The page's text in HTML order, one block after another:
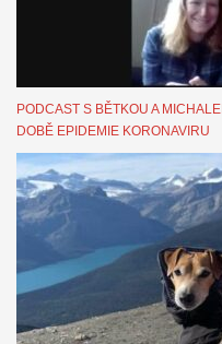
PODCAST S BĚTKOU A
DOBĚ EPIDEMIE KORONAVIRU